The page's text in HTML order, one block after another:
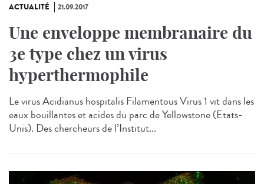
ACTUALITÉ 21.09.2017
Une enveloppe membranaire du
3e type chez un virus
hyperthermophile
Le virus Acidianus hospitalis Filamentous Virus 1 vit dans les
eaux bouillantes et acides du parc de Yellowstone (Etats-
Unis). Des chercheurs de l’Institut...